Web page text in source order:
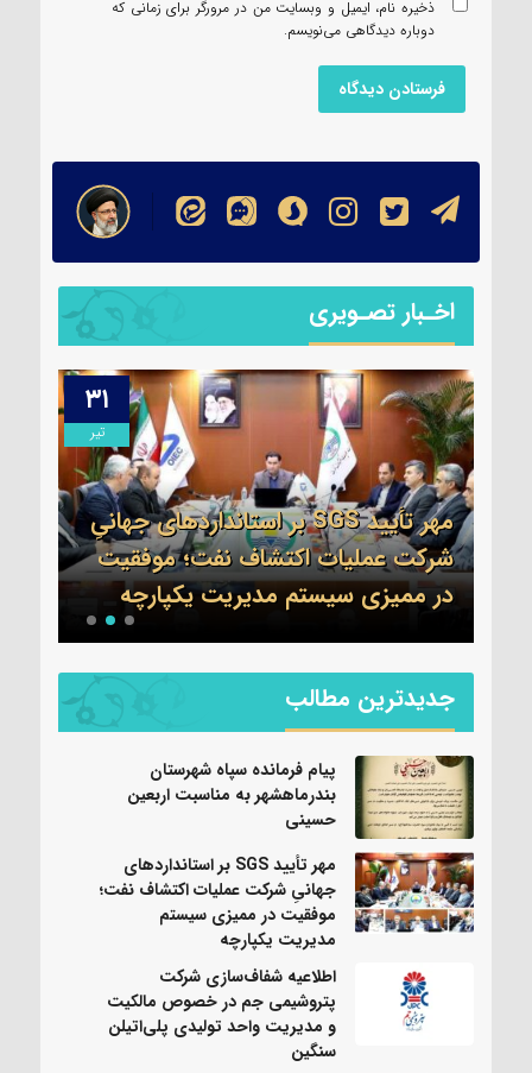
ذخیره نام، ایمیل و وبسایت من در مرورگر برای زمانی که
دوباره دیدگاهی می‌نویسم.
اخـبار تصـویری
۳۱
تیر
مهر تأیید SGS بر استانداردهای جهانیِ
شرکت عملیات اکتشاف نفت؛ موفقیت
در ممیزی سیستم مدیریت یکپارچه
جدیدترین مطالب
پیام فرمانده سپاه شهرستان
بندرماهشهر به مناسبت اربعین
حسینی
مهر تأیید SGS بر استانداردهای
جهانیِ شرکت عملیات اکتشاف نفت؛
موفقیت در ممیزی سیستم
مدیریت یکپارچه
اطلاعیه شفاف‌سازی شرکت
پتروشیمی جم در خصوص مالکیت
و مدیریت واحد تولیدی پلی‌اتیلن
سنگین